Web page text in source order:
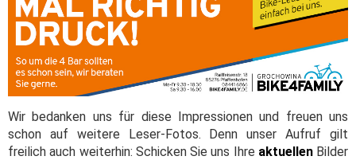
Wir bedanken uns für diese Impressionen und freuen uns
schon auf weitere Leser-Fotos. Denn unser Aufruf gilt
freilich auch weiterhin: Schicken Sie uns Ihre aktuellenBilder